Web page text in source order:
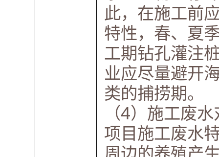
此，在施工前
特性，春、夏
工期钻孔灌注
业应尽量避开
类的捕捞期。
（4）施工废
项目施工废水